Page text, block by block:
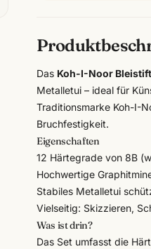
Das Koh-I-Noor
Metalletui – ideal für
Traditionsmarke Koh-I-
Bruchfestigkeit.
Eigenschaften
12 Härtegrade von 8B
Hochwertige
Stabiles Metalletui
Vielseitig: Skizzieren,
Was ist drin?
Das Set umfasst die